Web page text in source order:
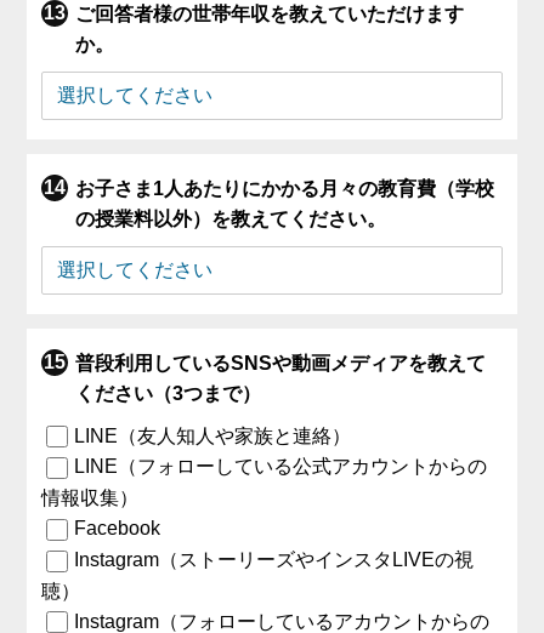
ご回答者様の世帯年収を教えていただけます
か。
お子さま1人あたりにかかる月々の教育費（学校
の授業料以外）を教えてください。
普段利用しているSNSや動画メディアを教えて
ください（3つまで）
LINE（友人知人や家族と連絡）
LINE（フォローしている公式アカウントからの
情報収集）
Facebook
Instagram（ストーリーズやインスタLIVEの視
聴）
Instagram（フォローしているアカウントからの